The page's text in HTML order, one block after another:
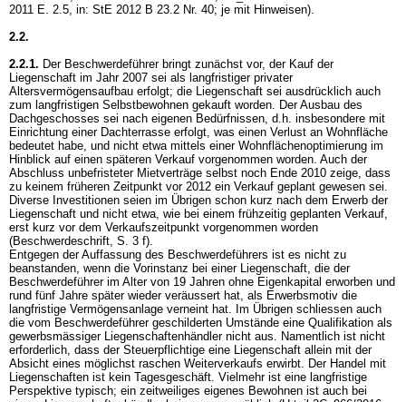
2011 E. 2.5, in: StE 2012 B 23.2 Nr. 40; je mit Hinweisen).
2.2.
2.2.1. Der Beschwerdeführer bringt zunächst vor, der Kauf der
Liegenschaft im Jahr 2007 sei als langfristiger privater
Altersvermögensaufbau erfolgt; die Liegenschaft sei ausdrücklich auch
zum langfristigen Selbstbewohnen gekauft worden. Der Ausbau des
Dachgeschosses sei nach eigenen Bedürfnissen, d.h. insbesondere mit
Einrichtung einer Dachterrasse erfolgt, was einen Verlust an Wohnfläche
bedeutet habe, und nicht etwa mittels einer Wohnflächenoptimierung im
Hinblick auf einen späteren Verkauf vorgenommen worden. Auch der
Abschluss unbefristeter Mietverträge selbst noch Ende 2010 zeige, dass
zu keinem früheren Zeitpunkt vor 2012 ein Verkauf geplant gewesen sei.
Diverse Investitionen seien im Übrigen schon kurz nach dem Erwerb der
Liegenschaft und nicht etwa, wie bei einem frühzeitig geplanten Verkauf,
erst kurz vor dem Verkaufszeitpunkt vorgenommen worden
(Beschwerdeschrift, S. 3 f).
Entgegen der Auffassung des Beschwerdeführers ist es nicht zu
beanstanden, wenn die Vorinstanz bei einer Liegenschaft, die der
Beschwerdeführer im Alter von 19 Jahren ohne Eigenkapital erworben und
rund fünf Jahre später wieder veräussert hat, als Erwerbsmotiv die
langfristige Vermögensanlage verneint hat. Im Übrigen schliessen auch
die vom Beschwerdeführer geschilderten Umstände eine Qualifikation als
gewerbsmässiger Liegenschaftenhändler nicht aus. Namentlich ist nicht
erforderlich, dass der Steuerpflichtige eine Liegenschaft allein mit der
Absicht eines möglichst raschen Weiterverkaufs erwirbt. Der Handel mit
Liegenschaften ist kein Tagesgeschäft. Vielmehr ist eine langfristige
Perspektive typisch; ein zeitweiliges eigenes Bewohnen ist auch bei